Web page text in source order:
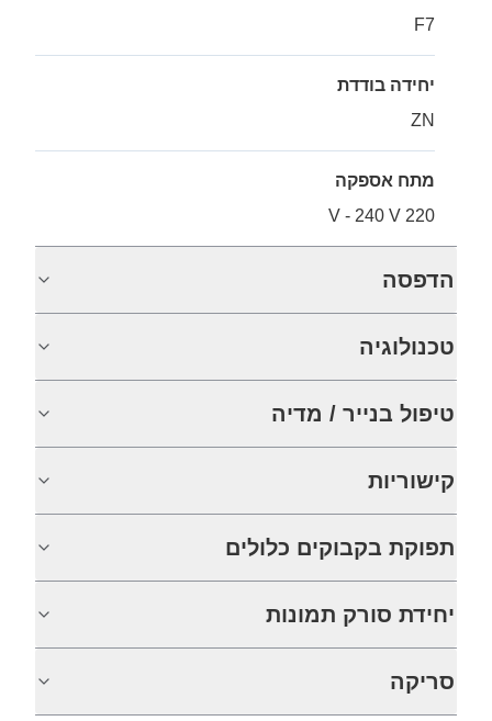
F7
יחידה בודדת
ZN
מתח אספקה
220 V - 240 V
הדפסה
טכנולוגיה
טיפול בנייר / מדיה
קישוריות
תפוקת בקבוקים כלולים
יחידת סורק תמונות
סריקה